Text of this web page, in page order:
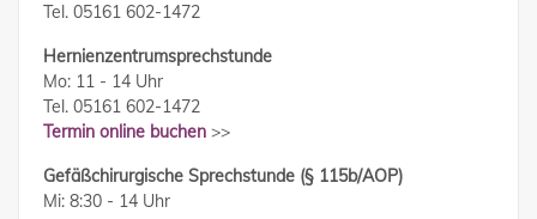
Tel. 05161 602-1472
Hernienzentrumsprechstunde
Mo: 11 - 14 Uhr
Tel. 05161 602-1472
Termin online buchen >>
Gefäßchirurgische Sprechstunde (§ 115b/AOP)
Mi: 8:30 - 14 Uhr